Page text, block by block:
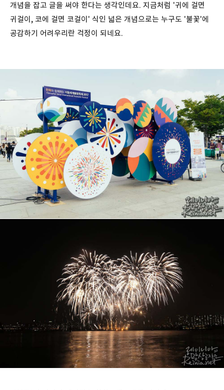
개념을 잡고 글을 써야 한다는 생각인데요. 지금처럼 '귀에 걸면
귀걸이, 코에 걸면 코걸이' 식인 넓은 개념으로는 누구도 '불꽃'에
공감하기 어려우리란 걱정이 되네요.